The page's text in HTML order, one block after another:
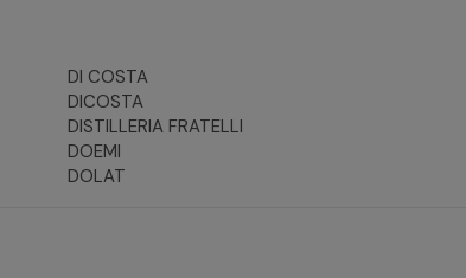
DI COSTA
DICOSTA
DISTILLERIA FRATELLI
DOEMI
DOLAT